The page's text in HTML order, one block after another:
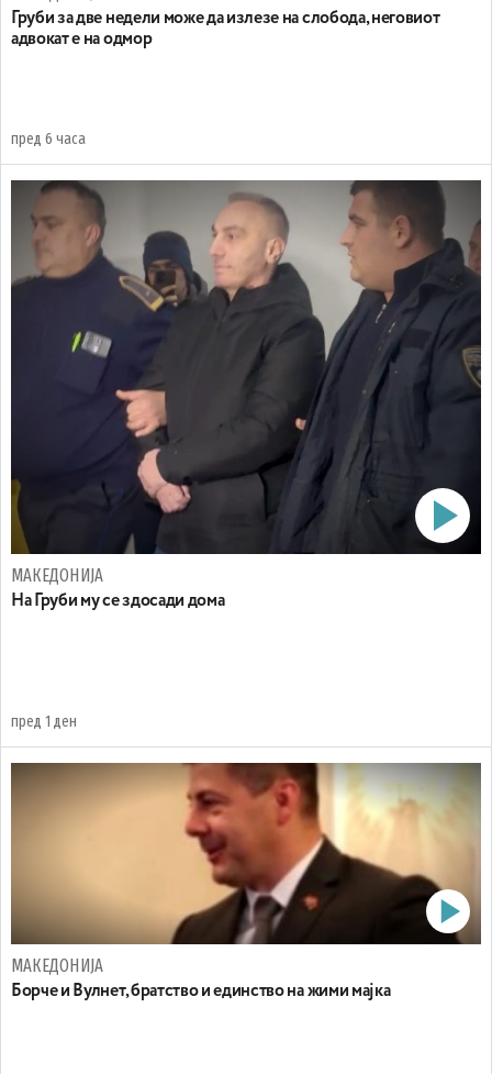
Груби за две недели може да излезе на слобода, неговиот
адвокат е на одмор
пред 6 часа
МАКЕДОНИЈА
На Груби му се здосади дома
пред 1 ден
МАКЕДОНИЈА
Борче и Вулнет, братство и единство на жими мајка